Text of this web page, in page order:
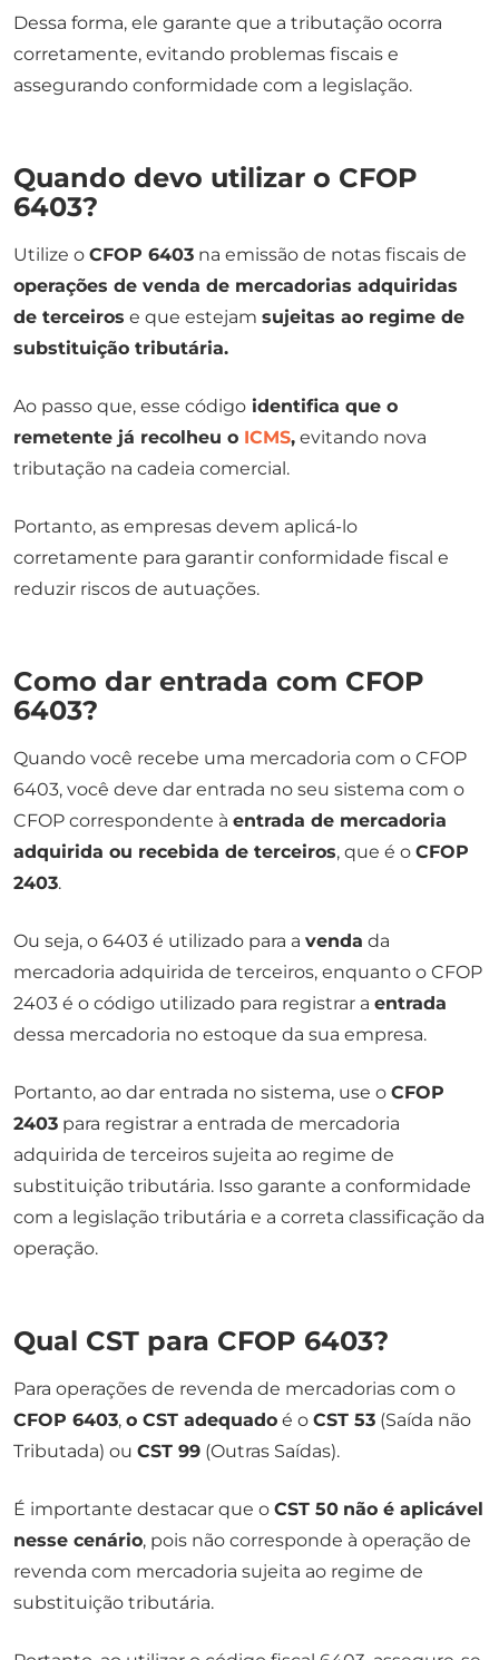
Dessa forma, ele garante que a tributação ocorra
corretamente, evitando problemas fiscais e
assegurando conformidade com a legislação.
Quando devo utilizar o CFOP
6403?
Utilize o CFOP 6403 na emissão de notas fiscais de
operações de venda de mercadorias adquiridas
de terceiros e que estejam sujeitas ao regime de
substituição tributária.
Ao passo que, esse código identifica que o
remetente já recolheu o ICMS, evitando nova
tributação na cadeia comercial.
Portanto, as empresas devem aplicá-lo
corretamente para garantir conformidade fiscal e
reduzir riscos de autuações.
Como dar entrada com CFOP
6403?
Quando você recebe uma mercadoria com o CFOP
6403, você deve dar entrada no seu sistema com o
CFOP correspondente à entrada de mercadoria
adquirida ou recebida de terceiros, que é o CFOP
2403.
Ou seja, o 6403 é utilizado para a venda da
mercadoria adquirida de terceiros, enquanto o CFOP
2403 é o código utilizado para registrar a entrada
dessa mercadoria no estoque da sua empresa.
Portanto, ao dar entrada no sistema, use o CFOP
2403 para registrar a entrada de mercadoria
adquirida de terceiros sujeita ao regime de
substituição tributária. Isso garante a conformidade
com a legislação tributária e a correta classificação da
operação.
Qual CST para CFOP 6403?
Para operações de revenda de mercadorias com o
CFOP 6403, o CST adequado é o CST 53 (Saída não
Tributada) ou CST 99 (Outras Saídas).
É importante destacar que o CST 50 não é aplicável
nesse cenário, pois não corresponde à operação de
revenda com mercadoria sujeita ao regime de
substituição tributária.